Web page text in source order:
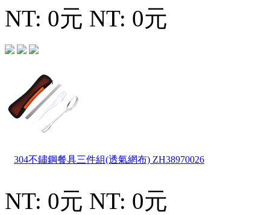
NT: 0元 NT: 0元
304不鏽鋼餐具三件組(透氣網布) ZH38970026
NT: 0元 NT: 0元